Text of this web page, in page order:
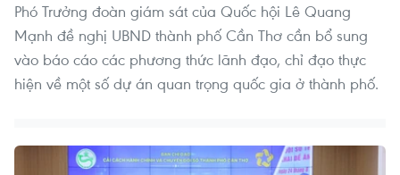
Phó Trưởng đoàn giám sát của Quốc hội Lê Quang
Mạnh đề nghị UBND thành phố Cần Thơ cần bổ sung
vào báo cáo các phương thức lãnh đạo, chỉ đạo thực
hiện về một số dự án quan trọng quốc gia ở thành phố.